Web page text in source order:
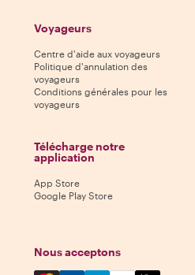
Voyageurs
Centre d'aide aux voyageurs
Politique d'annulation des
voyageurs
Conditions générales pour les
voyageurs
Télécharge notre
application
App Store
Google Play Store
Nous acceptons